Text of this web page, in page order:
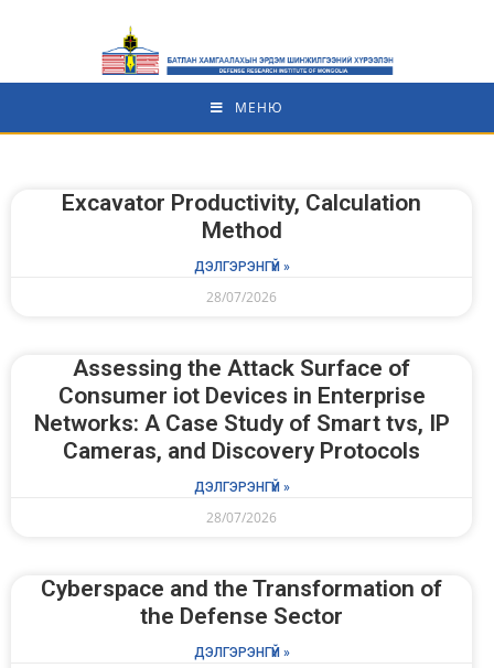
МЕНЮ
Еxcavator Productivity, Calculation
Method
ДЭЛГЭРЭНГҮЙ »
28/07/2026
Assessing the Attack Surface of
Consumer iot Devices in Enterprise
Networks: A Case Study of Smart tvs, IP
Cameras, and Discovery Protocols
ДЭЛГЭРЭНГҮЙ »
28/07/2026
Cyberspace and the Transformation of
the Defense Sector
ДЭЛГЭРЭНГҮЙ »